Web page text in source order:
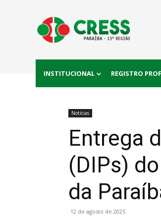
INSTITUCIONAL REGISTRO
Notícias
Entrega
(DIPs)
da
12 de agosto de 2025